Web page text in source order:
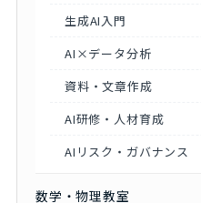
生成AI入門
AI×データ分析
資料・文章作成
AI研修・人材育成
AIリスク・ガバナンス
数学・物理教室